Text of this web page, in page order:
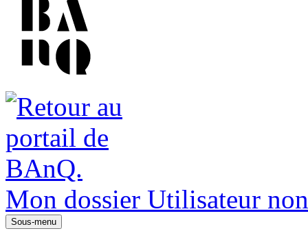
Mon dossier Utilisateur
Sous-menu